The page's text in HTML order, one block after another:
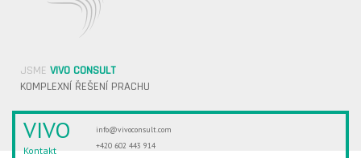
JSME VIVO CONSULT
KOMPLEXNÍ ŘEŠENÍ PRACHU
VIVO
Kontakt
info@vivoconsult.com
+420 602 443 914